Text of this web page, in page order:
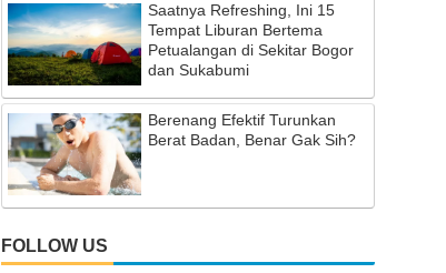
Saatnya Refreshing, Ini 15
Tempat Liburan Bertema
Petualangan di Sekitar Bogor
dan Sukabumi
Berenang Efektif Turunkan
Berat Badan, Benar Gak Sih?
FOLLOW US